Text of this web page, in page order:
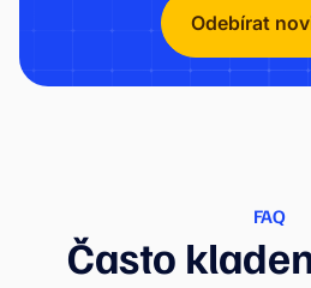
Odebírat
FAQ
Často